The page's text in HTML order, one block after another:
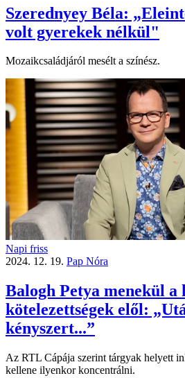
Szerednyey Béla:
volt gyerekek nélkül"
Mozaikcsaládjáról mesélt a színész.
Napi friss
2024. 12. 19. Pap Nóra
Balogh Petya menekül a
kötelezettségek elől:
kényszert...”
Az RTL Cápája szerint tárgyak helyett
kellene ilyenkor koncentrálni.